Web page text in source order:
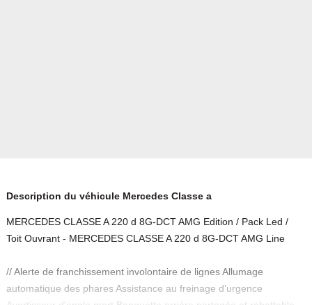
Description du véhicule Mercedes Classe a
MERCEDES CLASSE A 220 d 8G-DCT AMG Edition / Pack Led /
Toit Ouvrant - MERCEDES CLASSE A 220 d 8G-DCT AMG Line
// Alerte de franchissement involontaire de lignes Allumage
automatique des phares Assistance au freinage d’urgence